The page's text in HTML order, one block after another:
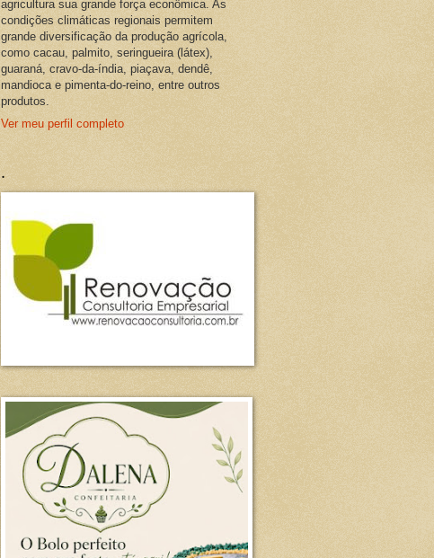
agricultura sua grande força econômica. As
condições climáticas regionais permitem
grande diversificação da produção agrícola,
como cacau, palmito, seringueira (látex),
guaraná, cravo-da-índia, piaçava, dendê,
mandioca e pimenta-do-reino, entre outros
produtos.
Ver meu perfil completo
.